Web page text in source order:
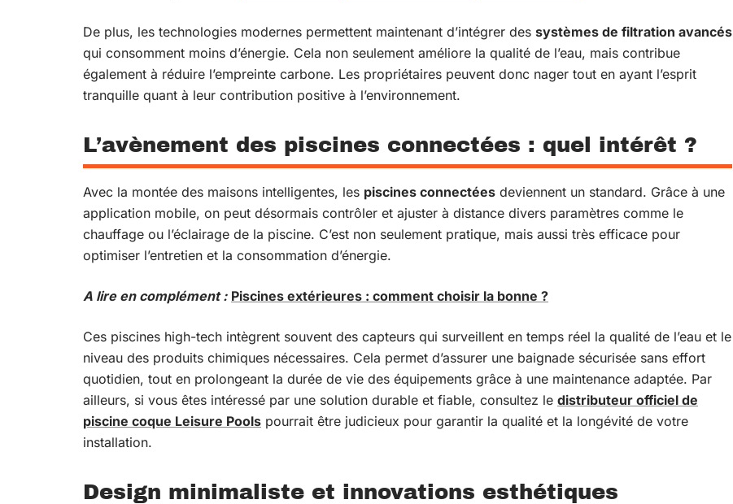
De plus, les technologies modernes permettent maintenant d’intégrer des systèmes de filtration avancés
qui consomment moins d’énergie. Cela non seulement améliore la qualité de l’eau, mais contribue
également à réduire l’empreinte carbone. Les propriétaires peuvent donc nager tout en ayant l’esprit
tranquille quant à leur contribution positive à l’environnement.
L’avènement des piscines connectées : quel intérêt ?
Avec la montée des maisons intelligentes, les piscines connectées deviennent un standard. Grâce à une
application mobile, on peut désormais contrôler et ajuster à distance divers paramètres comme le
chauffage ou l’éclairage de la piscine. C’est non seulement pratique, mais aussi très efficace pour
optimiser l’entretien et la consommation d’énergie.
A lire en complément : Piscines extérieures : comment choisir la bonne ?
Ces piscines high-tech intègrent souvent des capteurs qui surveillent en temps réel la qualité de l’eau et le
niveau des produits chimiques nécessaires. Cela permet d’assurer une baignade sécurisée sans effort
quotidien, tout en prolongeant la durée de vie des équipements grâce à une maintenance adaptée. Par
ailleurs, si vous êtes intéressé par une solution durable et fiable, consultez le distributeur officiel de
piscine coque Leisure Pools pourrait être judicieux pour garantir la qualité et la longévité de votre
installation.
Design minimaliste et innovations esthétiques